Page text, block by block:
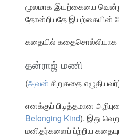
மூலமாக இயற்கையை
தோன்றியதே இயற்கையின்
கதையில் கதைசொல்லியாக
தன்ராஜ் மணி
(அவன் சிறுகதை
எனக்குப் பிடித்தமான
Belonging Kind). இது
மனிதர்களைப் ப்ற்றிய